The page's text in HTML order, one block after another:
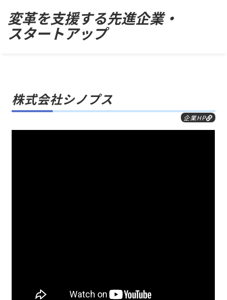
content
変革を支援する先進企業・
スタートアップ
株式会社シノプス
企業HP